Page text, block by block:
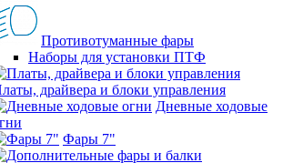
Противотуманные фары
Наборы для установки ПТФ
драйвера и блоки управления
Дневные ходовые
Фары 7"